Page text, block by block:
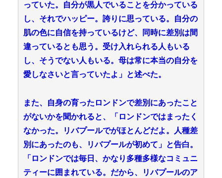
っていた。自分が黒人でいることを分かっている
し、それでハッピー。誇りに思っている。自分の
肌の色に自信を持っているけど、同時に差別は間
違っているとも思う。受け入れられる人もいる
し、そうでない人もいる。母は常に本当の自分を
愛しなさいと言っていたよ」と述べた。
また、自身の育ったロンドンで差別にあったこと
がないかを聞かれると、「ロンドンではまったく
なかった。リバプールでがほとんどだよ。人種差
別にあったのも、リバプールが初めて」と告白。
「ロンドンでは毎日、かなり多種多様なコミュニ
ティーに囲まれている。だから、リバプールのア